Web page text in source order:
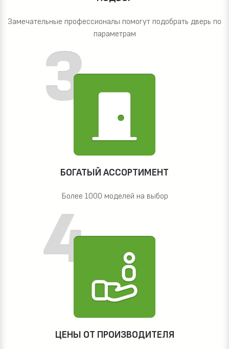
Замечательные профессионалы помогут подобрать дверь по
параметрам
БОГАТЫЙ АССОРТИМЕНТ
Более 1000 моделей на выбор
ЦЕНЫ ОТ ПРОИЗВОДИТЕЛЯ